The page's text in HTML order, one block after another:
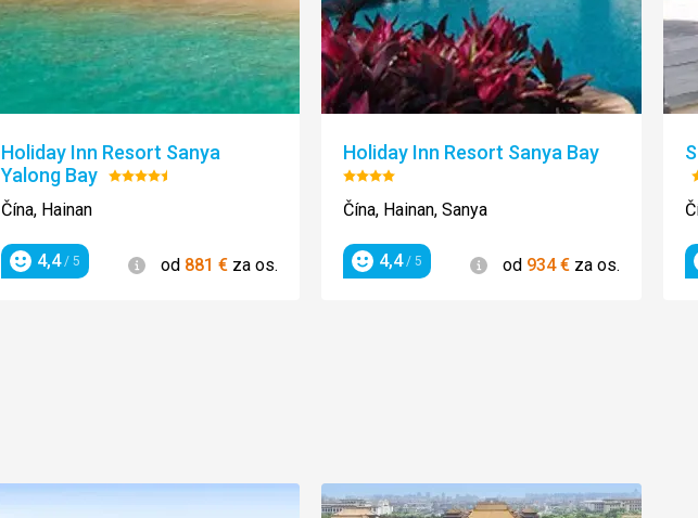
Holiday Inn Resort Sanya
Yalong Bay Hodnotenie:
Čína, Hainan
Hodnotenie
4,4/ 5 Informácie
od 881 € za os.
Holiday Inn Resort Sanya Bay
Hodnotenie:
4/5
Čína, Hainan, Sanya
Hodnotenie
4,4/ 5 Informácie
od 934€ za os.